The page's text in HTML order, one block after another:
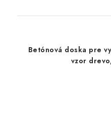
Betónová doska pre
vzor